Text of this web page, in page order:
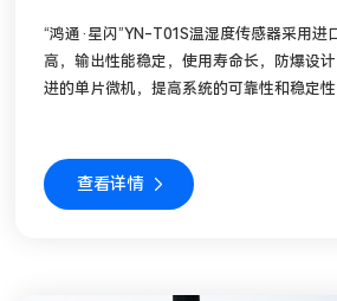
“鸿通·星闪”YN-T01S温湿度传感器采用进
高，输出性能稳定，使用寿命长，防爆设
进的单片微机，提高系统的可靠性和稳定性
基于电鸿软总线、设备凭证认证技术和鉴权
场发现与自组网，并且内置南网物模型，将
查看详情